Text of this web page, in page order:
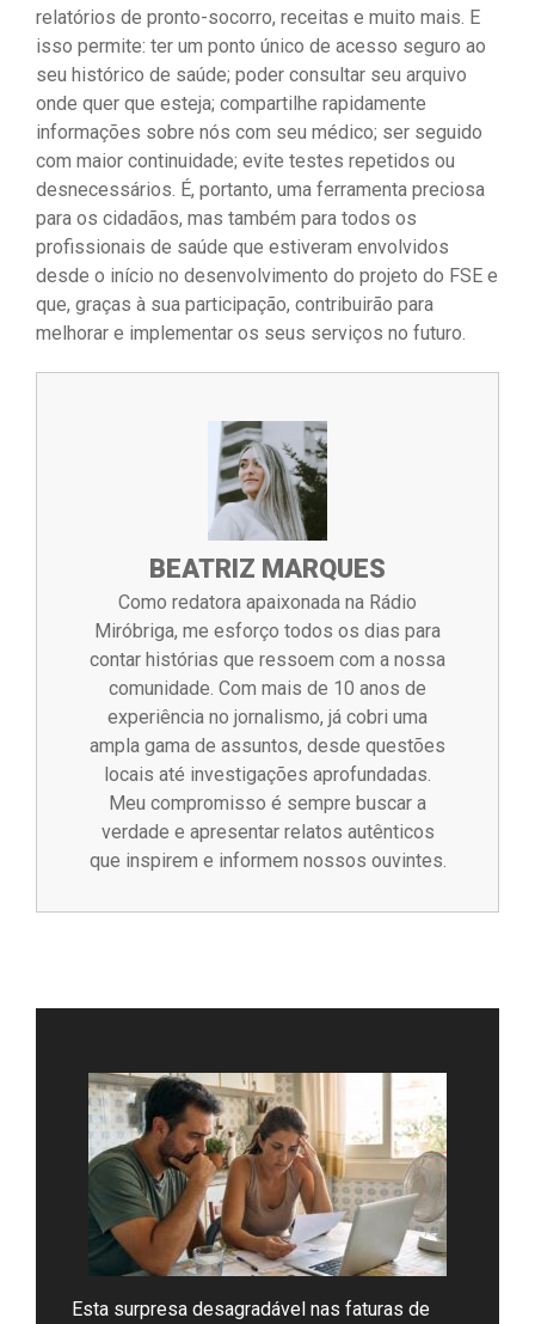
relatórios de pronto-socorro, receitas e muito mais. E
isso permite: ter um ponto único de acesso seguro ao
seu histórico de saúde; poder consultar seu arquivo
onde quer que esteja; compartilhe rapidamente
informações sobre nós com seu médico; ser seguido
com maior continuidade; evite testes repetidos ou
desnecessários. É, portanto, uma ferramenta preciosa
para os cidadãos, mas também para todos os
profissionais de saúde que estiveram envolvidos
desde o início no desenvolvimento do projeto do FSE e
que, graças à sua participação, contribuirão para
melhorar e implementar os seus serviços no futuro.
BEATRIZ MARQUES
Como redatora apaixonada na Rádio
Miróbriga, me esforço todos os dias para
contar histórias que ressoem com a nossa
comunidade. Com mais de 10 anos de
experiência no jornalismo, já cobri uma
ampla gama de assuntos, desde questões
locais até investigações aprofundadas.
Meu compromisso é sempre buscar a
verdade e apresentar relatos autênticos
que inspirem e informem nossos ouvintes.
Esta surpresa desagradável nas faturas de